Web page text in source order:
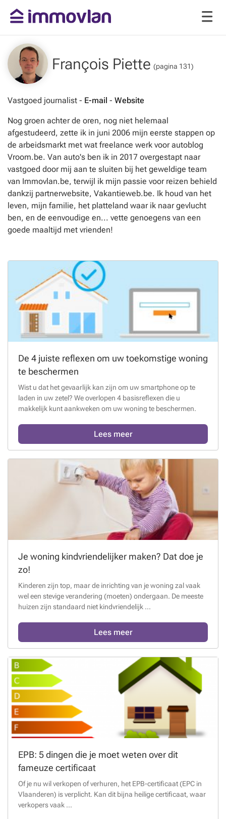
François Piette (pagina 131)
Vastgoed journalist - E-mail - Website
Nog groen achter de oren, nog niet helemaal
afgestudeerd, zette ik in juni 2006 mijn eerste stappen op
de arbeidsmarkt met wat freelance werk voor autoblog
Vroom.be. Van auto's ben ik in 2017 overgestapt naar
vastgoed door mij aan te sluiten bij het geweldige team
van Immovlan.be, terwijl ik mijn passie voor reizen behield
dankzij partnerwebsite, Vakantieweb.be. Ik houd van het
leven, mijn familie, het platteland waar ik naar gevlucht
ben, en de eenvoudige en... vette genoegens van een
goede maaltijd met vrienden!
De 4 juiste reflexen om uw toekomstige woning
te beschermen
Wist u dat het gevaarlijk kan zijn om uw smartphone op te
laden in uw zetel? We overlopen 4 basisreflexen die u
makkelijk kunt aankweken om uw woning te beschermen.
Lees meer
Je woning kindvriendelijker maken? Dat doe je
zo!
Kinderen zijn top, maar de inrichting van je woning zal vaak
wel een stevige verandering (moeten) ondergaan. De meeste
huizen zijn standaard niet kindvriendelijk ...
Lees meer
EPB: 5 dingen die je moet weten over dit
fameuze certificaat
Of je nu wil verkopen of verhuren, het EPB-certificaat (EPC in
Vlaanderen) is verplicht. Kan dit bijna heilige certificaat, waar
verkopers vaak ...